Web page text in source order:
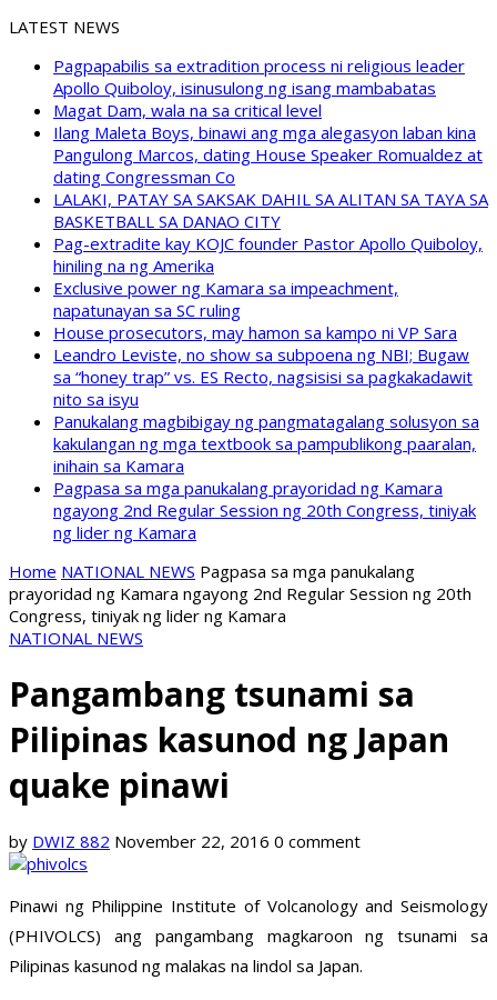
LATEST NEWS
Pagpapabilis sa extradition process ni religious leader
Apollo Quiboloy, isinusulong ng isang mambabatas
Magat Dam, wala na sa critical level
Ilang Maleta Boys, binawi ang mga alegasyon laban kina
Pangulong Marcos, dating House Speaker Romualdez at
dating Congressman Co
LALAKI, PATAY SA SAKSAK DAHIL SA ALITAN SA TAYA SA
BASKETBALL SA DANAO CITY
Pag-extradite kay KOJC founder Pastor Apollo Quiboloy,
hiniling na ng Amerika
Exclusive power ng Kamara sa impeachment,
napatunayan sa SC ruling
House prosecutors, may hamon sa kampo ni VP Sara
Leandro Leviste, no show sa subpoena ng NBI; Bugaw
sa “honey trap” vs. ES Recto, nagsisisi sa pagkakadawit
nito sa isyu
Panukalang magbibigay ng pangmatagalang solusyon sa
kakulangan ng mga textbook sa pampublikong paaralan,
inihain sa Kamara
Pagpasa sa mga panukalang prayoridad ng Kamara
ngayong 2nd Regular Session ng 20th Congress, tiniyak
ng lider ng Kamara
Home NATIONAL NEWS Pagpasa sa mga panukalang
prayoridad ng Kamara ngayong 2nd Regular Session ng 20th
Congress, tiniyak ng lider ng Kamara
NATIONAL NEWS
Pangambang tsunami sa
Pilipinas kasunod ng Japan
quake pinawi
by DWIZ 882 November 22, 2016 0 comment
Pinawi ng Philippine Institute of Volcanology and Seismology
(PHIVOLCS) ang pangambang magkaroon ng tsunami sa
Pilipinas kasunod ng malakas na lindol sa Japan.